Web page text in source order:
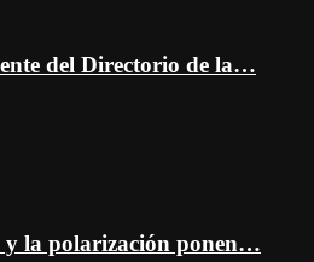
del Directorio de la…
y la polarización ponen…